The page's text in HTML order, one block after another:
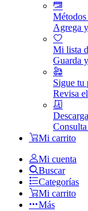
Métodos
Agrega
Mi lista
Guarda
Sigue tu
Revisa
Mi carrito
Mi cuenta
Buscar
Categorías
Mi carrito
Más